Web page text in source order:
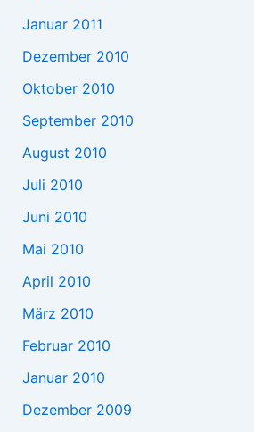
Januar 2011
Dezember 2010
Oktober 2010
September 2010
August 2010
Juli 2010
Juni 2010
Mai 2010
April 2010
März 2010
Februar 2010
Januar 2010
Dezember 2009